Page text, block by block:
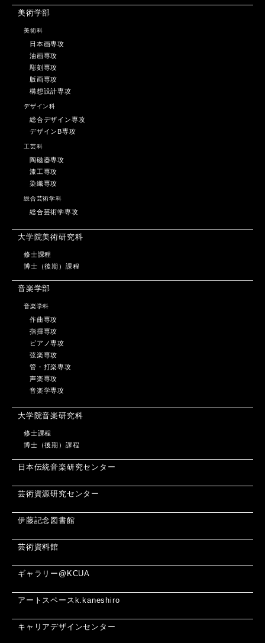
美術学部
美術科
日本画専攻
油画専攻
彫刻専攻
版画専攻
構想設計専攻
デザイン科
総合デザイン専攻
デザインB専攻
工芸科
陶磁器専攻
漆工専攻
染織専攻
総合芸術学科
総合芸術学専攻
大学院美術研究科
修士課程
博士（後期）課程
音楽学部
音楽学科
作曲専攻
指揮専攻
ピアノ専攻
弦楽専攻
管・打楽専攻
声楽専攻
音楽学専攻
大学院音楽研究科
修士課程
博士（後期）課程
日本伝統音楽研究センター
芸術資源研究センター
伊藤記念図書館
芸術資料館
ギャラリー@KCUA
アートスペースk.kaneshiro
キャリアデザインセンター